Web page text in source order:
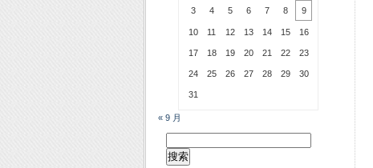
3 4 5 6 7 8 9
10 11 12 13 14 15 16
17 18 19 20 21 22 23
24 25 26 27 28 29 30
31
« 9 月
索：